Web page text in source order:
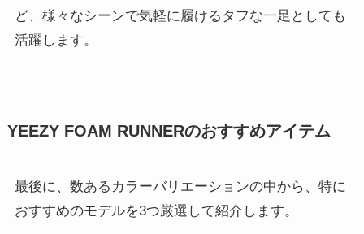
ど、様々なシーンで気軽に履けるタフな一足としても
活躍します。
YEEZY FOAM RUNNERのおすすめアイテム
最後に、数あるカラーバリエーションの中から、特に
おすすめのモデルを3つ厳選して紹介します。